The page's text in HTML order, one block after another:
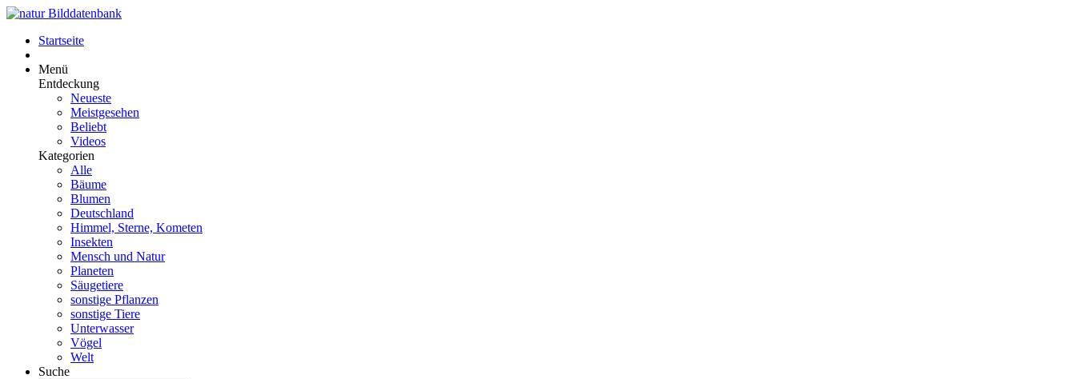
Startseite
Menü
Entdeckung
Neueste
Meistgesehen
Beliebt
Videos
Kategorien
Alle
Bäume
Blumen
Deutschland
Himmel, Sterne, Kometen
Insekten
Mensch und Natur
Planeten
Säugetiere
sonstige Pflanzen
sonstige Tiere
Unterwasser
Vögel
Welt
Suche